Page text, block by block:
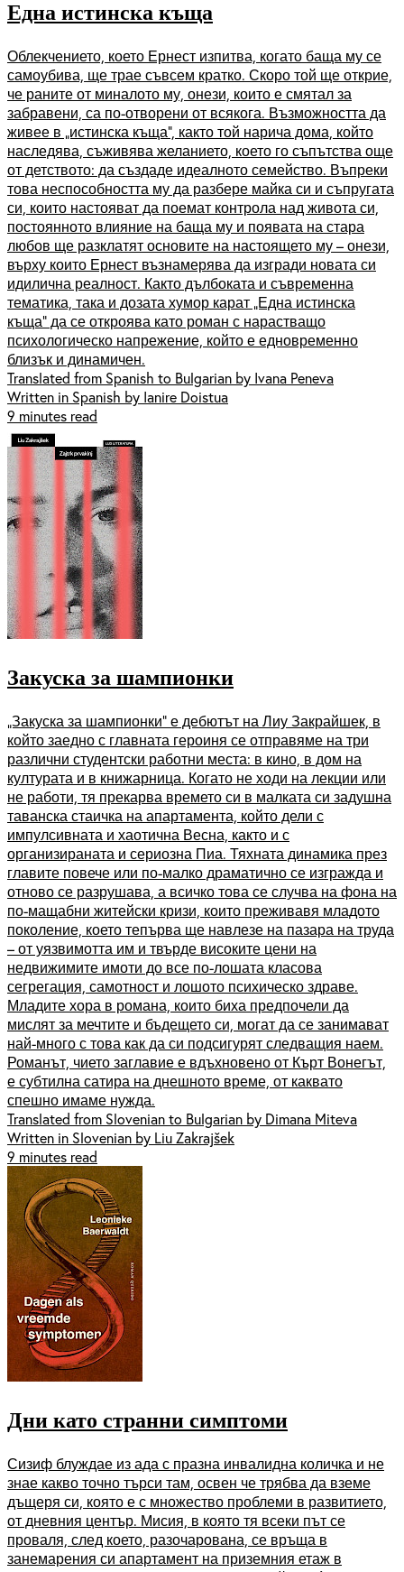
Една истинска къща
Облекчението, което Ернест изпитва, когато баща му се
самоубива, ще трае съвсем кратко. Скоро той ще открие,
че раните от миналото му, онези, които е смятал за
забравени, са по-отворени от всякога. Възможността да
живее в „истинска къща“, както той нарича дома, който
наследява, съживява желанието, което го съпътства още
от детството: да създаде идеалното семейство. Въпреки
това неспособността му да разбере майка си и съпругата
си, които настояват да поемат контрола над живота си,
постоянното влияние на баща му и появата на стара
любов ще разклатят основите на настоящето му – онези,
върху които Ернест възнамерява да изгради новата си
идилична реалност. Както дълбоката и съвременна
тематика, така и дозата хумор карат „Една истинска
къща“ да се откроява като роман с нарастващо
психологическо напрежение, който е едновременно
близък и динамичен.
Translated from Spanish to Bulgarian by Ivana Peneva
Written in Spanish by Ianire Doistua
9 minutes read
Закуска за шампионки
„Закуска за шампионки“ е дебютът на Лиу Закрайшек, в
който заедно с главната героиня се отправяме на три
различни студентски работни места: в кино, в дом на
културата и в книжарница. Когато не ходи на лекции или
не работи, тя прекарва времето си в малката си задушна
таванска стаичка на апартамента, който дели с
импулсивната и хаотична Весна, както и с
организираната и сериозна Пиа. Тяхната динамика през
главите повече или по-малко драматично се изгражда и
отново се разрушава, а всичко това се случва на фона на
по-мащабни житейски кризи, които преживавя младото
поколение, което тепърва ще навлезе на пазара на труда
– от уязвимотта им и твърде високите цени на
недвижимите имоти до все по-лошата класова
сегрегация, самотност и лошото психическо здраве.
Младите хора в романа, които биха предпочели да
мислят за мечтите и бъдещето си, могат да се занимават
най-много с това как да си подсигурят следващия наем.
Романът, чието заглавие е вдъхновено от Кърт Вонегът,
е субтилна сатира на днешното време, от каквато
спешно имаме нужда.
Translated from Slovenian to Bulgarian by Dimana Miteva
Written in Slovenian by Liu Zakrajšek
9 minutes read
Дни като странни симптоми
Сизиф блуждае из ада с празна инвалидна количка и не
знае какво точно търси там, освен че трябва да вземе
дъщеря си, която е с множество проблеми в развитието,
от дневния център. Мисия, в която тя всеки път се
проваля, след което, разочарована, се връща в
занемарения си апартамент на приземния етаж в